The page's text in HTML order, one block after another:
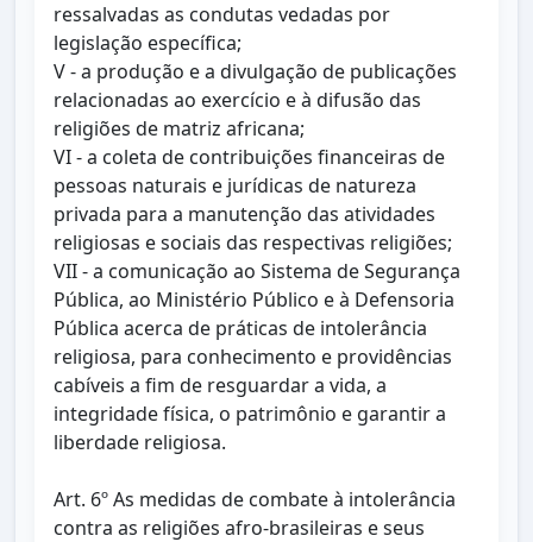
ressalvadas as condutas vedadas por
legislação específica;
V - a produção e a divulgação de publicações
relacionadas ao exercício e à difusão das
religiões de matriz africana;
VI - a coleta de contribuições financeiras de
pessoas naturais e jurídicas de natureza
privada para a manutenção das atividades
religiosas e sociais das respectivas religiões;
VII - a comunicação ao Sistema de Segurança
Pública, ao Ministério Público e à Defensoria
Pública acerca de práticas de intolerância
religiosa, para conhecimento e providências
cabíveis a fim de resguardar a vida, a
integridade física, o patrimônio e garantir a
liberdade religiosa.
Art. 6º As medidas de combate à intolerância
contra as religiões afro-brasileiras e seus